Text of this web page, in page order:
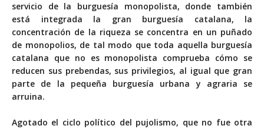
servicio de la burguesía monopolista, donde también
está integrada la gran burguesía catalana, la
concentración de la riqueza se concentra en un puñado
de monopolios, de tal modo que toda aquella burguesía
catalana que no es monopolista comprueba cómo se
reducen sus prebendas, sus privilegios, al igual que gran
parte de la pequeña burguesía urbana y agraria se
arruina.
Agotado el ciclo político del pujolismo, que no fue otra